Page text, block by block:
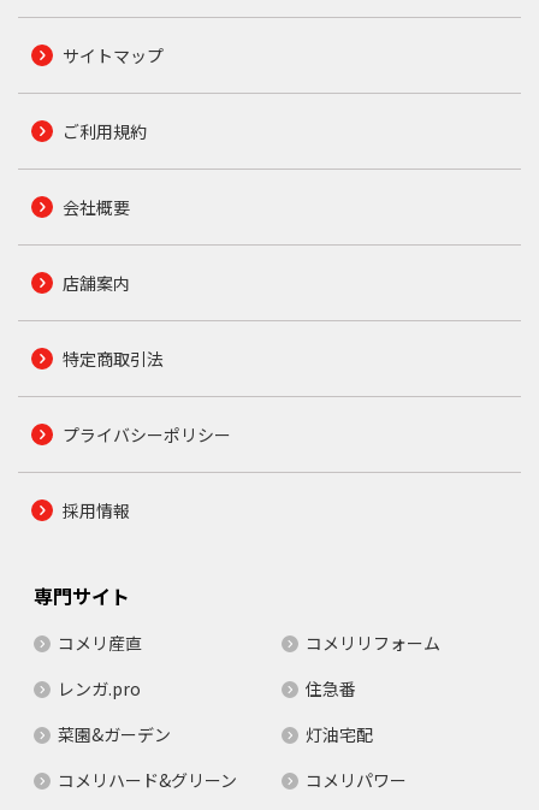
サイトマップ
ご利用規約
会社概要
店舗案内
特定商取引法
プライバシーポリシー
採用情報
専門サイト
コメリ産直
コメリリフォーム
レンガ.pro
住急番
菜園&ガーデン
灯油宅配
コメリハード&グリーン
コメリパワー